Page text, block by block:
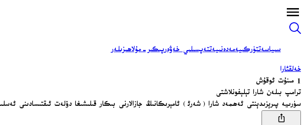
سىياسەتتۈركىيەمەدەنىيەتتەپسىلىي خەۋەرپىكىر-مۇلاھىزىلەر
خەلقئارا
1 مىنۇت ئوقۇش
ترامپ بىلەن شارا تېلېفونلاشتى
سۈرىيە پىرېزىدېنتى ئەھمەد شارا (شەرئ) ئامېرىكانىڭ جازالارنى بىكار قىلىشىغا دۆلەت ئىقتىسادىنى